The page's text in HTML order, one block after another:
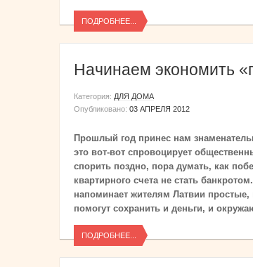
ПОДРОБНЕЕ...
Начинаем экономить
Категория: ДЛЯ ДОМА
Опубликовано: 03 АПРЕЛЯ 2012
Прошлый год принес нам
это вот-вот спровоцирует
спорить поздно, пора думать, как
квартирного счета не стать
напоминает жителям Латвии
помогут сохранить и деньги, и
ПОДРОБНЕЕ...